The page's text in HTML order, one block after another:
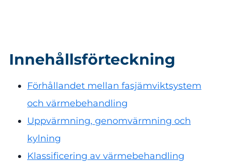
Innehållsförteckning
Förhållandet mellan fasjämviktsystem
och värmebehandling
Uppvärmning, genomvärmning och
kylning
Klassificering av värmebehandling